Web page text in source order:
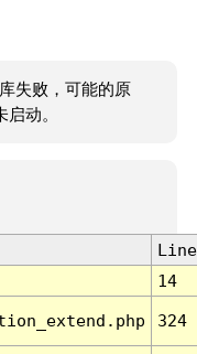
失败，可能的原
动。
Line
14
324